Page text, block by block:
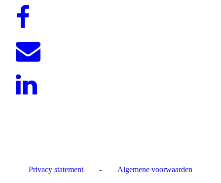
Privacy statement - Algemene voorwaarden